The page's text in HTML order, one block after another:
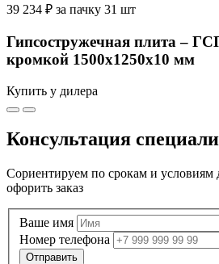
39 234 ₽ за пачку 31 шт
Гипсостружечная плита –
кромкой 1500х1250х10 мм
Купить у дилера
Консультация
Сориентируем по срокам и условиям
офорить заказ
Ваше имя
Номер телефона